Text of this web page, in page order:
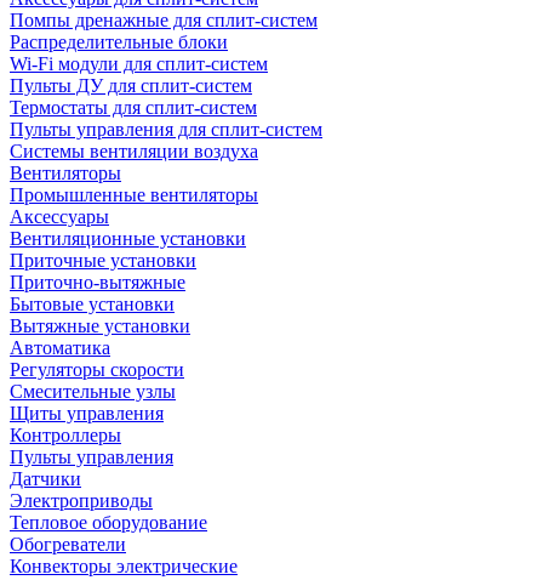
Помпы дренажные для сплит-систем
Распределительные блоки
Wi-Fi модули для сплит-систем
Пульты ДУ для сплит-систем
Термостаты для сплит-систем
Пульты управления для сплит-систем
Системы вентиляции воздуха
Вентиляторы
Промышленные вентиляторы
Аксессуары
Вентиляционные установки
Приточные установки
Приточно-вытяжные
Бытовые установки
Вытяжные установки
Автоматика
Регуляторы скорости
Смесительные узлы
Щиты управления
Контроллеры
Пульты управления
Датчики
Электроприводы
Тепловое оборудование
Обогреватели
Конвекторы электрические